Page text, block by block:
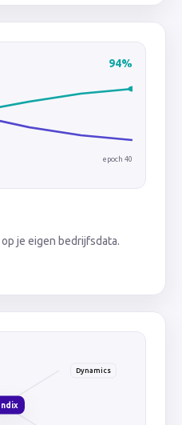
94%
epoch 40
je eigen bedrijfsdata.
Dynamics